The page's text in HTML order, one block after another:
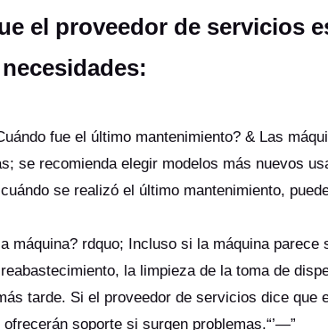
el proveedor de servicios
fue el último mantenimiento? & Las
se recomienda elegir modelos más nuevos
se realizó el último mantenimiento,
máquina? rdquo; Incluso si la máquina parece
la limpieza de la toma de
tarde. Si el proveedor de servicios dice que
soporte si surgen problemas.“’—”